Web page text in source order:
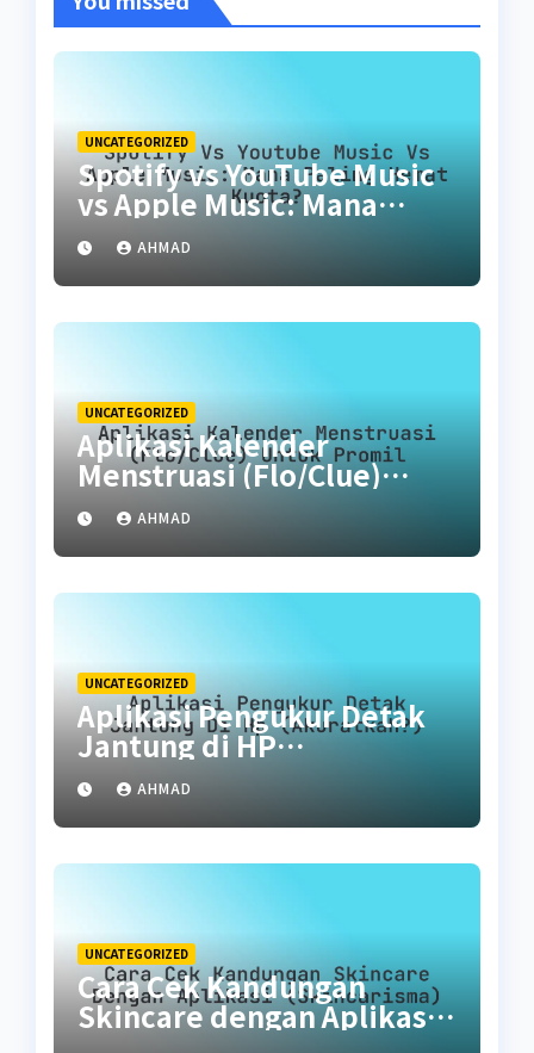
UNCATEGORIZED
Spotify vs YouTube Music
vs Apple Music: Mana
Paling Hemat Kuota?
AHMAD
UNCATEGORIZED
Aplikasi Kalender
Menstruasi (Flo/Clue)
untuk Promil
AHMAD
UNCATEGORIZED
Aplikasi Pengukur Detak
Jantung di HP
(Akuratkah?)
AHMAD
UNCATEGORIZED
Cara Cek Kandungan
Skincare dengan Aplikasi